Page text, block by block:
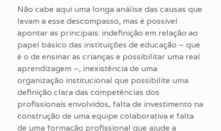
Não cabe aqui uma longa análise das causas que
levam a esse descompasso, mas é possível
apontar as principais: indefinição em relação ao
papel básico das instituições de educação – que
é o de ensinar as crianças e possibilitar uma real
aprendizagem –, inexistência de uma
organização institucional que possibilite uma
definição clara das competências dos
profissionais envolvidos, falta de investimento na
construção de uma equipe colaborativa e falta
de uma formação profissional que ajude a